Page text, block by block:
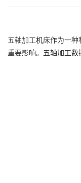
五轴加工机床作为一
重要影响。五轴加工数